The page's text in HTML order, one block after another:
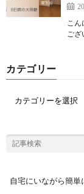
こ
ご
カテゴリー
自宅にいながら簡